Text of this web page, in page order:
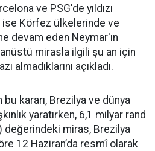
ve PSG'de yıldızı
ise Körfez ülkelerinde ve
devam eden Neymar'ın
mirasla ilgili şu an için
almadıklarını açıkladı.
bu kararı, Brezilya ve dünya
yaratırken, 6,1 milyar rand
değerindeki miras, Brezilya
12 Haziran’da resmî olarak